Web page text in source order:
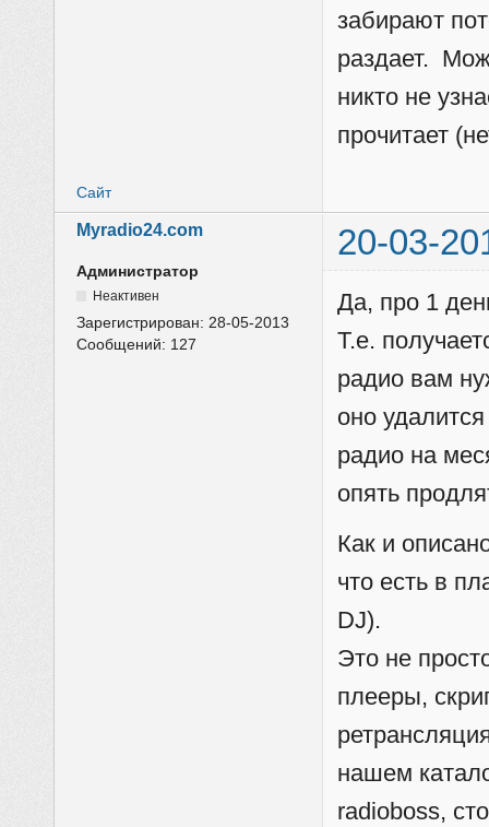
забирают
раздает.
никто не
прочитает
Сайт
Myradio24.com 20-03-
Администратор
Неактивен
Зарегистрирован:28-05-2013
Сообщений: 127
Да, про 1
Т.е.
радио вам
оно
радио на
опять
Как и
что есть в
DJ).
Это не
плееры,
нашем
radioboss,